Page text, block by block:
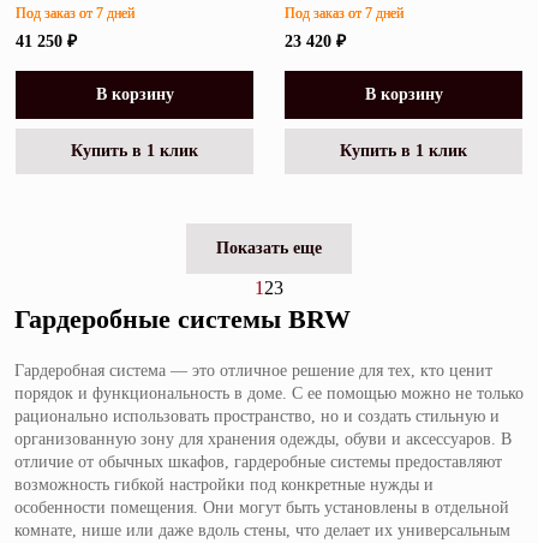
41 250 ₽
Под заказ от 7 дней
В корзину
Купить в 1 клик
23 420 ₽
Под заказ от 7 дней
В корзину
Купить в 1 клик
Показать еще
1 23
Гардеробные системы BRW
Гардеробная система — это отличное решение для тех, кто ценит
порядок и функциональность в доме. С ее помощью можно не только
рационально использовать пространство, но и создать стильную и
организованную зону для хранения одежды, обуви и аксессуаров. В
отличие от обычных шкафов, гардеробные системы предоставляют
возможность гибкой настройки под конкретные нужды и
особенности помещения. Они могут быть установлены в отдельной
комнате, нише или даже вдоль стены, что делает их универсальным